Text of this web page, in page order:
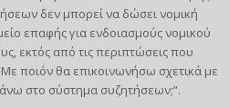
δεν μπορεί να δώσει νομική
επαφής για ενδοιασμούς νομικού
εκτός από τις περιπτώσεις που
ποιόν θα επικοινωνήσω σχετικά με
στο σύστημα συζητήσεων;”.